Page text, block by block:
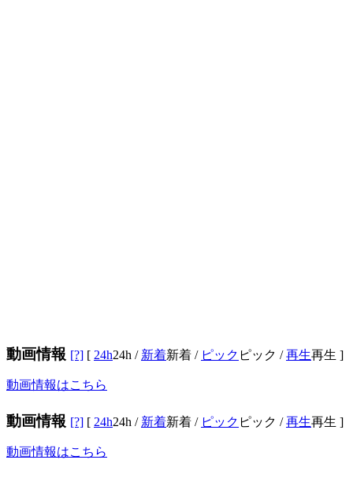
動画情報 [?] [ 24h24h / 新着新着 / ピック ピック /再生再生 ]
動画情報はこちら
動画情報 [?] [ 24h24h / 新着新着 / ピック ピック /再生再生 ]
動画情報はこちら